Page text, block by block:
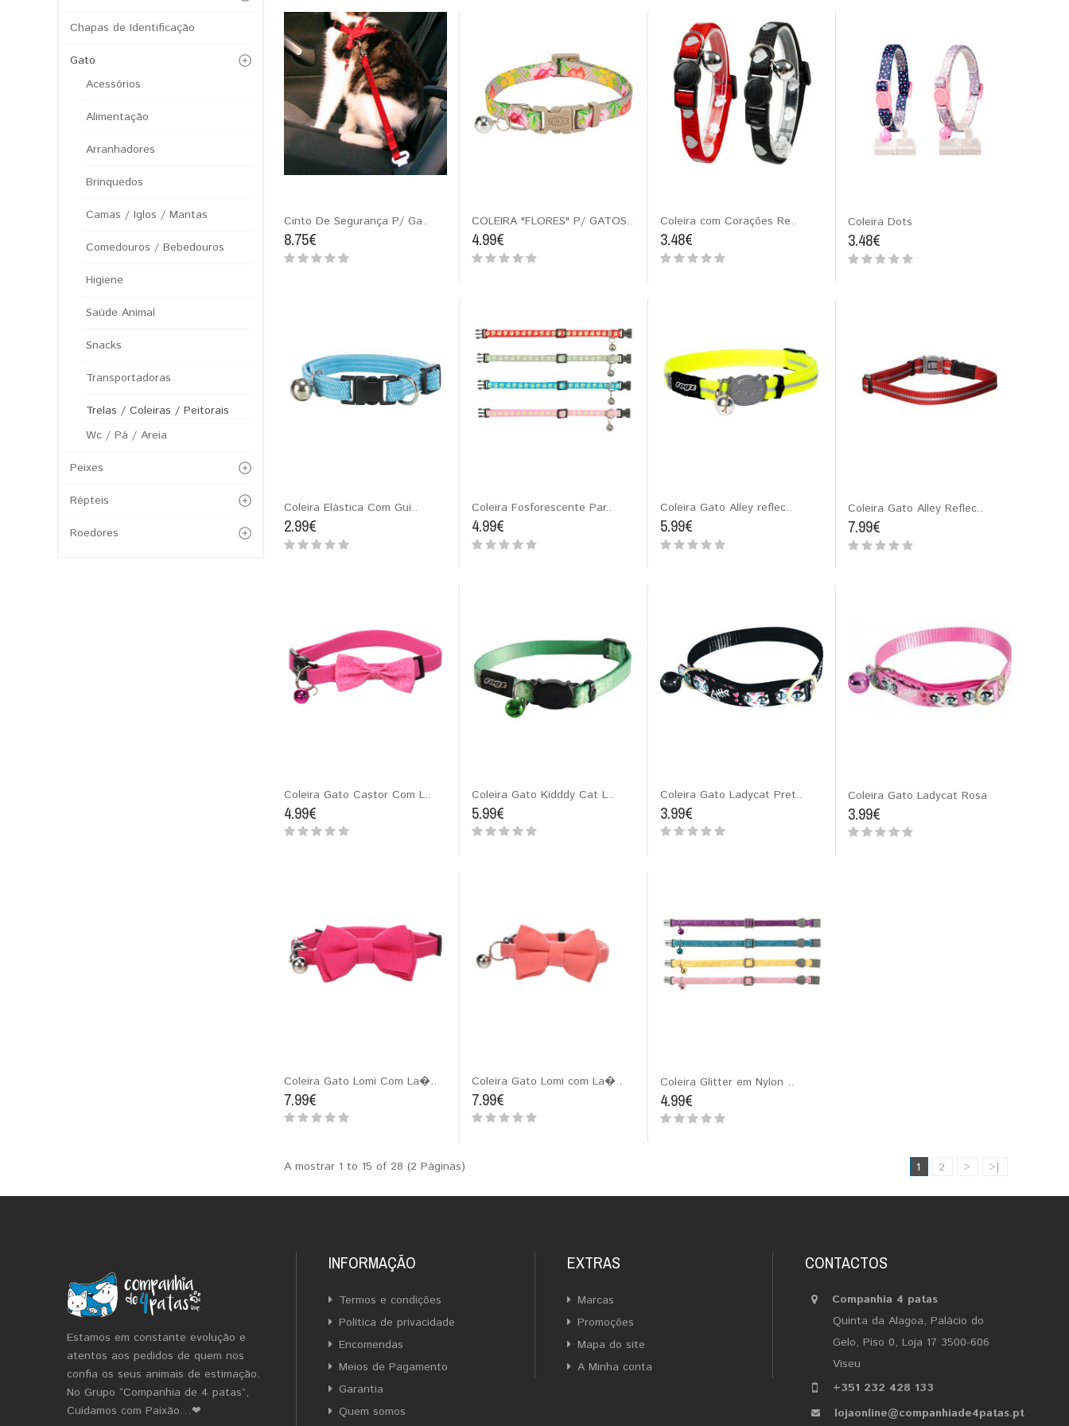
Chapas de Identificação
Gato
Acessórios
Alimentação
Arranhadores
Brinquedos
Camas / Iglos / Mantas
Comedouros / Bebedouros
Higiene
Saúde Animal
Snacks
Transportadoras
Trelas / Coleiras / Peitorais
Wc / Pá / Areia
Peixes
Répteis
Roedores
Cinto De Segurança P/ Ga..
8.75€
COLEIRA "FLORES" P/ GATOS..
4.99€
Coleira com Corações Re..
3.48€
Coleira Dots
3.48€
Coleira Elástica Com Gui..
2.99€
Coleira Fosforescente Par..
4.99€
Coleira Gato Alley reflec..
5.99€
Coleira Gato Alley Reflec..
7.99€
Coleira Gato Castor Com L..
4.99€
Coleira Gato Kidddy Cat L..
5.99€
Coleira Gato Ladycat Pret..
3.99€
Coleira Gato Ladycat Rosa
3.99€
Coleira Gato Lomi Com La�..
7.99€
Coleira Gato Lomi com La�..
7.99€
Coleira Glitter em Nylon ..
4.99€
1 2 > >|
A mostrar 1 to 15 of 28 (2 Páginas)
Estamos em constante evolução e
atentos aos pedidos de quem nos
confia os seus animais de estimação.
No Grupo “Companhia de 4 patas”,
Cuidamos com Paixão…❤
INFORMAÇÃO
Termos e condições
Política de privacidade
Encomendas
Meios de Pagamento
Garantia
Quem somos
EXTRAS
Marcas
Promoções
Mapa do site
A Minha conta
CONTACTOS
Companhia 4 patas
Quinta da Alagoa, Palácio do
Gelo, Piso 0, Loja 17 3500-606
Viseu
+351 232 428 133
lojaonline@companhiade4patas.pt